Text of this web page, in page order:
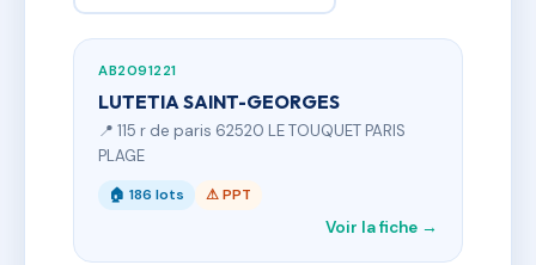
AB2091221
LUTETIA SAINT-GEORGES
📍 115 r de paris 62520 LE TOUQUET PARIS
PLAGE
🏠 186 lots ⚠ PPT
Voir la fiche →